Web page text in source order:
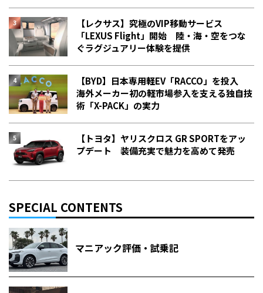
【レクサス】究極のVIP移動サービス
「LEXUS Flight」開始 陸・海・空をつな
ぐラグジュアリー体験を提供
【BYD】日本専用軽EV「RACCO」を投入
海外メーカー初の軽市場参入を支える独自技
術「X-PACK」の実力
【トヨタ】ヤリスクロス GR SPORTをアッ
プデート 装備充実で魅力を高めて発売
SPECIAL CONTENTS
マニアック評価・試乗記